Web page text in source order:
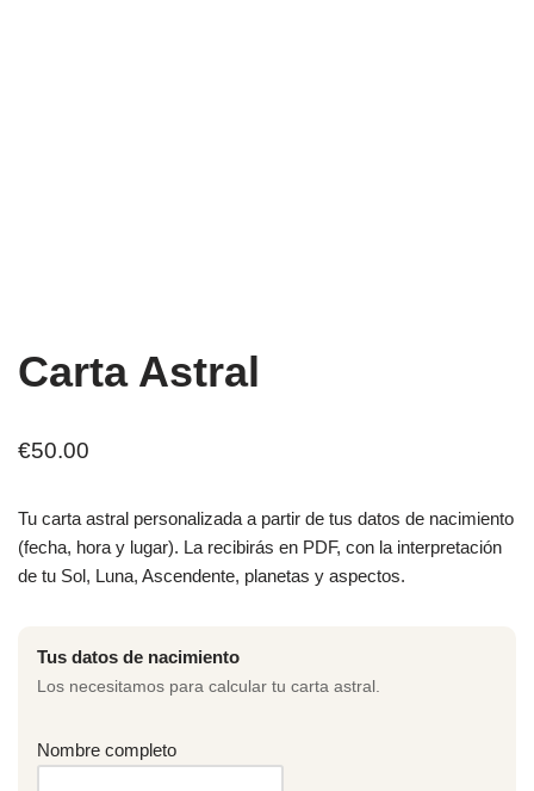
Carta Astral
€50.00
Tu carta astral personalizada a partir de tus datos de nacimiento
(fecha, hora y lugar). La recibirás en PDF, con la interpretación
de tu Sol, Luna, Ascendente, planetas y aspectos.
Tus datos de nacimiento
Los necesitamos para calcular tu carta astral.
Nombre completo